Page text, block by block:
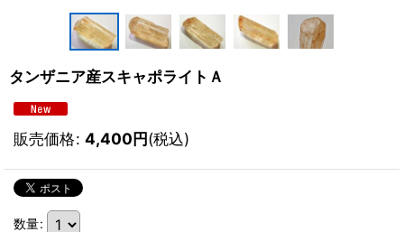
タンザニア産スキャポライトＡ
販売価格: 4,400円(税込)
数量: